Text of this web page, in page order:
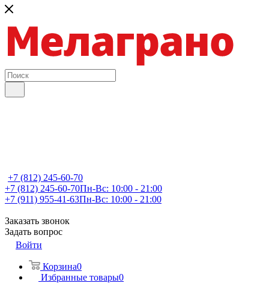
+7 (812) 245-60-70
+7 (812) 245-60-70Пн-Вс: 10:00 - 21:00
+7 (911) 955-41-63Пн-Вс: 10:00 - 21:00
Заказать звонок
Задать вопрос
Войти
Корзина0
Избранные товары0